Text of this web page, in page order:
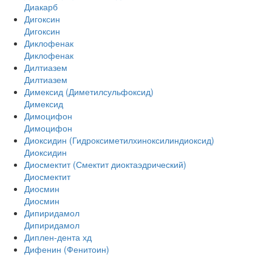
Диакарб
Дигоксин
Дигоксин
Диклофенак
Диклофенак
Дилтиазем
Дилтиазем
Димексид (Диметилсульфоксид)
Димексид
Димоцифон
Димоцифон
Диоксидин (Гидроксиметилхиноксилиндиоксид)
Диоксидин
Диосмектит (Смектит диоктаэдрический)
Диосмектит
Диосмин
Диосмин
Дипиридамол
Дипиридамол
Диплен-дента хд
Дифенин (Фенитоин)